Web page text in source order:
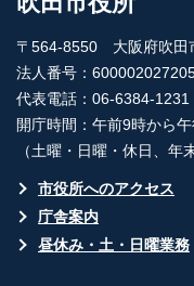
〒564-8550 大阪府吹田
法人番号：
代表電話：06-6384-1231
開庁時間：午前9時から
（土曜・日曜・休日、年
市役所へのアクセス
庁舎案内
昼休み・土・日曜業務